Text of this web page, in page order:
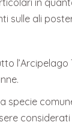
in
sulle ali
specie